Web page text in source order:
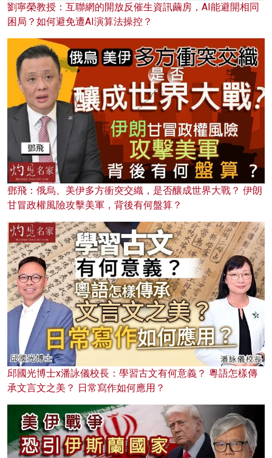
劉寧榮教授：互聯網的開放反催生資訊繭房，AI能避開相同
困局？如何避免遭AI演算法操控？
鄧飛：俄烏、美伊多方衝突交織，是否釀成世界大戰？ 伊朗
甘冒政權風險攻擊美軍，背後有何盤算？
邱國光博士x潘詠儀校長：學習古文有何意義？ 粵語怎樣傳
承文言文之美？ 日常寫作如何應用？